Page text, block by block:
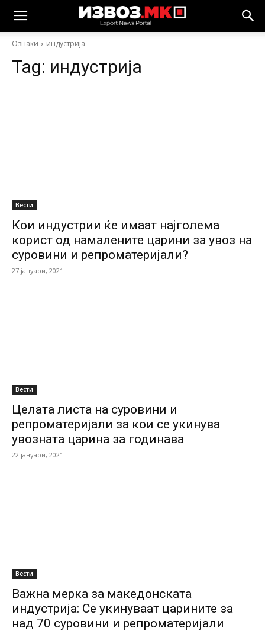
Ознаки индустрија
Tag: индустрија
Вести
Кои индустрии ќе имаат најголема
корист од намалените царини за увоз на
суровини и репроматеријали?
27 јануари, 2021
Вести
Целата листа на суровини и
репроматеријали за кои се укинува
увозната царина за годинава
22 јануари, 2021
Вести
Важна мерка за македонската
индустрија: Се укинуваат царините за
над 70 суровини и репроматеријали